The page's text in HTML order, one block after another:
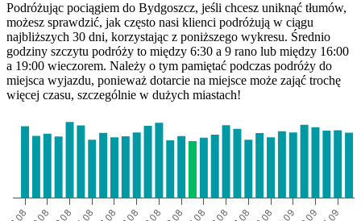
Podróżując pociągiem do Bydgoszcz, jeśli chcesz uniknąć tłumów,
możesz sprawdzić, jak często nasi klienci podróżują w ciągu
najbliższych 30 dni, korzystając z poniższego wykresu. Średnio
godziny szczytu podróży to między 6:30 a 9 rano lub między 16:00
a 19:00 wieczorem. Należy o tym pamiętać podczas podróży do
miejsca wyjazdu, ponieważ dotarcie na miejsce może zająć trochę
więcej czasu, szczególnie w dużych miastach!